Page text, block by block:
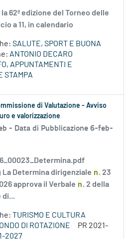
la 62ª edizione del Torneo delle
a 11, in calendario
SALUTE, SPORT E BUONA
ANTONIO DECARO
APPUNTAMENTI E
STAMPA
di Valutazione - Avviso
e valorizzazione
- Data di Pubblicazione 6-feb-
La Determina dirigenziale n. 23
approva il Verbale n. 2 della
di...
TURISMO E CULTURA
DI ROTAZIONE
PR 2021-
2027